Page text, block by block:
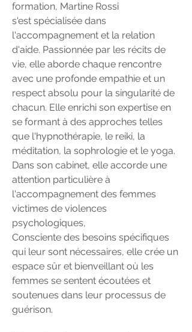
formation, Martine Rossi
s'est spécialisée dans
l'accompagnement et la relation
d'aide. Passionnée par les récits de
vie, elle aborde chaque rencontre
avec une profonde empathie et un
respect absolu pour la singularité de
chacun. Elle enrichi son expertise en
se formant à des approches telles
que l'hypnothérapie, le reiki, la
méditation, la sophrologie et le yoga.
Dans son cabinet, elle accorde une
attention particulière à
l'accompagnement des femmes
victimes de violences
psychologiques,
Consciente des besoins spécifiques
qui leur sont nécessaires, elle crée un
espace sûr et bienveillant où les
femmes se sentent écoutées et
soutenues dans leur processus de
guérison.